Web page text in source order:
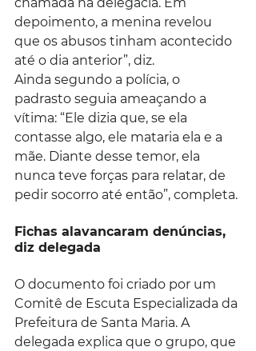
depoimento, a menina revelou
que os abusos tinham acontecido
até o dia anterior”, diz.
Ainda segundo a polícia, o
padrasto seguia ameaçando a
vítima: “Ele dizia que, se ela
contasse algo, ele mataria ela e a
mãe. Diante desse temor, ela
nunca teve forças para relatar, de
pedir socorro até então”, completa.
Fichas alavancaram denúncias,
diz delegada
O documento foi criado por um
Comitê de Escuta Especializada da
Prefeitura de Santa Maria. A
delegada explica que o grupo, que